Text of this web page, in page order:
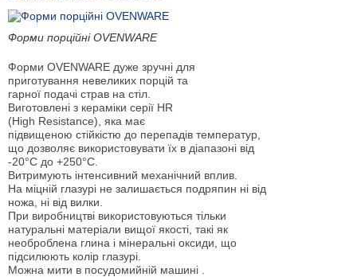
Форми порційні OVENWARE
Форми OVENWARE дуже зручні для
приготування невеликих порцій та
гарної подачі страв на стіл.
Виготовлені з кераміки серії HR
(High Resistance), яка має
підвищеною стійкістю до перепадів температур,
що дозволяє використовувати їх в діапазоні від
-20°C до +250°C.
Витримують інтенсивний механічний вплив.
На міцній глазурі не залишається подряпин ні від
ножа, ні від вилки.
При виробництві використовуються тільки
натуральні матеріали вищої якості, такі як
необроблена глина і мінеральні оксиди, що
підсилюють колір глазурі.
Можна мити в посудомийній машині .